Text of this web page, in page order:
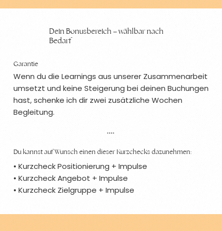
Dein Bonusbereich – wählbar nach
Bedarf
Du kannst auf Wunsch einen dieser Kurzchecks dazunehmen:
• Kurzcheck Positionierung + Impulse
• Kurzcheck Angebot + Impulse
• Kurzcheck Zielgruppe + Impulse
Garantie
Wenn du die Learnings aus unserer Zusammenarbeit
umsetzt und keine Steigerung bei deinen Buchungen
hast, schenke ich dir zwei zusätzliche Wochen
Begleitung.